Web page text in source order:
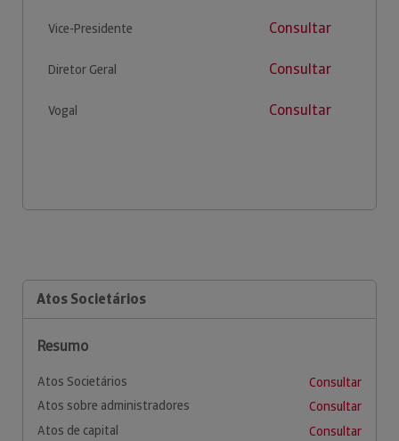
Vice-Presidente Consultar
Diretor Geral Consultar
Vogal Consultar
Atos Societários
Resumo
Atos Societários
Consultar
Atos sobre administradores
Consultar
Atos de capital
Consultar